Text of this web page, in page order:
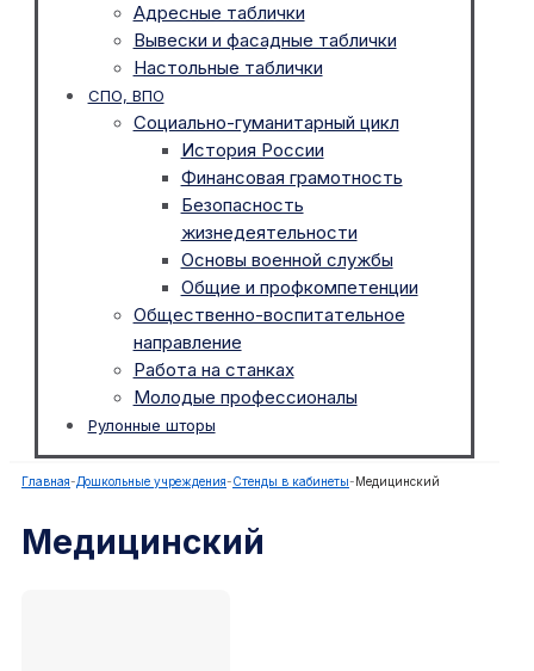
Адресные таблички
Вывески и фасадные таблички
Настольные таблички
СПО, ВПО
Социально-гуманитарный цикл
История России
Финансовая грамотность
Безопасность
жизнедеятельности
Основы военной службы
Общие и профкомпетенции
Общественно-воспитательное
направление
Работа на станках
Молодые профессионалы
Рулонные шторы
Главная-Дошкольные учреждения-Стенды в кабинеты- Медицинский
Медицинский